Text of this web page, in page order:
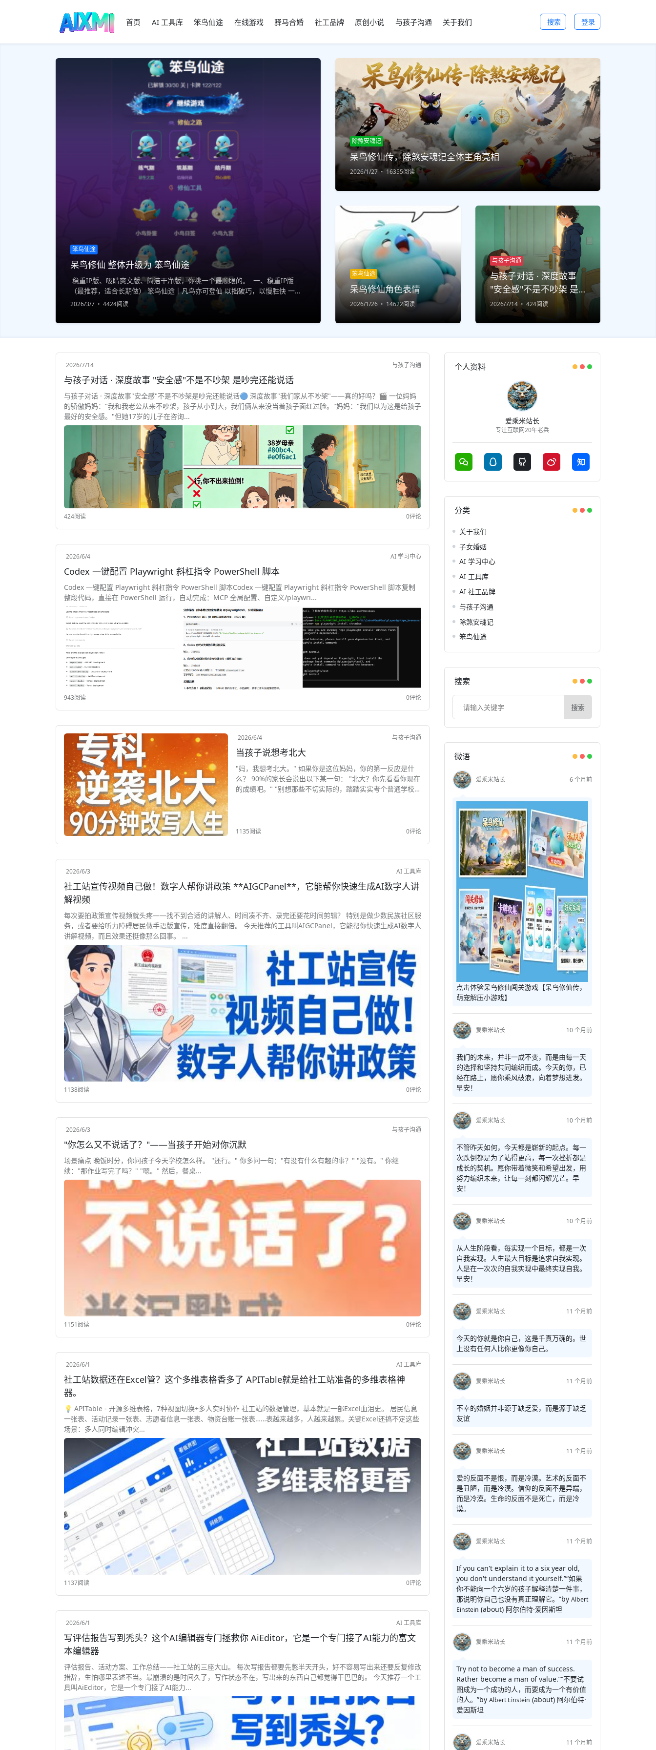
首页 AI 工具库 笨鸟仙途 在线游戏 驿马合婚 社工品牌 原创小说 与孩子沟通 关于我们 搜索 登录
笨鸟仙途
呆鸟修仙 整体升级为 笨鸟仙途
稳重IP版、吸睛爽文版、简洁干净版，你挑一个最顺眼的。 一、稳重IP版
（最推荐，适合长期做） 笨鸟仙途｜凡鸟亦可登仙 以拙破巧，以慢胜快 一步
一印，终成大道 专注原创修仙IP｜小说·游戏·世界观 结缘修仙，...
2026/3/7 4424阅读
除煞安魂记
呆鸟修仙传，除煞安魂记全体主角亮相
2026/1/27 16355阅读
笨鸟仙途
呆鸟修仙角色表情
2026/1/26 14622阅读
与孩子沟通
与孩子对话 · 深度故事
"安全感"不是不吵架 是
吵完还能说话
2026/7/14 424阅读
2026/7/14 与孩子沟通
与孩子对话 · 深度故事 "安全感"不是不吵架 是吵完还能说话
与孩子对话 · 深度故事"安全感"不是不吵架是吵完还能说话🔵 深度故事"我们家从不吵架"——真的好吗？🎬 一位妈妈
的骄傲妈妈："我和我老公从来不吵架，孩子从小到大，我们俩从来没当着孩子面红过脸。"妈妈："我们以为这是给孩子
最好的安全感。"但她17岁的儿子在咨询...
424阅读 0评论
2026/6/4 AI 学习中心
Codex 一键配置 Playwright 斜杠指令 PowerShell 脚本
Codex 一键配置 Playwright 斜杠指令 PowerShell 脚本Codex 一键配置 Playwright 斜杠指令 PowerShell 脚本复制
整段代码，直接在 PowerShell 运行，自动完成：MCP 全局配置、自定义/playwri...
943阅读 0评论
2026/6/4 与孩子沟通
当孩子说想考北大
"妈，我想考北大。" 如果你是这位妈妈，你的第一反应是什
么？ 90%的家长会说出以下某一句： "北大？你先看看你现在
的成绩吧。" "别想那些不切实际的，踏踏实实考个普通学校就
1135阅读 0评论
2026/6/3 AI 工具库
社工站宣传视频自己做！数字人帮你讲政策 **AIGCPanel**，它能帮你快速生成AI数字人讲
解视频
每次要拍政策宣传视频就头疼——找不到合适的讲解人、时间凑不齐、录完还要花时间剪辑？ 特别是做少数民族社区服
务，或者要给听力障碍居民做手语版宣传，难度直接翻倍。 今天推荐的工具叫AIGCPanel，它能帮你快速生成AI数字人
讲解视频，而且效果还挺像那么回事。 ...
1138阅读 0评论
2026/6/3 与孩子沟通
"你怎么又不说话了？"——当孩子开始对你沉默
场景痛点 晚饭时分，你问孩子今天学校怎么样。 "还行。" 你多问一句："有没有什么有趣的事？" "没有。" 你继
续："那作业写完了吗？" "嗯。" 然后，餐桌...
1151阅读 0评论
2026/6/1 AI 工具库
社工站数据还在Excel管？这个多维表格香多了 APITable就是给社工站准备的多维表格神
器。
💡 APITable - 开源多维表格，7种视图切换+多人实时协作 社工站的数据管理，基本就是一部Excel血泪史。 居民信息
一张表、活动记录一张表、志愿者信息一张表、物资台账一张表……表越来越多，人越来越累。关键Excel还搞不定这些
场景：多人同时编辑冲突...
1137阅读 0评论
2026/6/1 AI 工具库
写评估报告写到秃头？这个AI编辑器专门拯救你 AiEditor，它是一个专门接了AI能力的富文
本编辑器
评估报告、活动方案、工作总结——社工站的三座大山。 每次写报告都要先憋半天开头，好不容易写出来还要反复修改
措辞，生怕哪里表述不当。最崩溃的是时间久了，写作状态不在，写出来的东西自己都觉得干巴巴的。 今天推荐一个工
具叫AiEditor，它是一个专门接了AI能力...
个人资料
爱乘米站长
专注互联网20年老兵
分类
关于我们
子女婚姻
AI 学习中心
AI 工具库
AI 社工品牌
与孩子沟通
除煞安魂记
笨鸟仙途
搜索
搜索
微语
爱乘米站长 6 个月前
点击体验呆鸟修仙闯关游戏【呆鸟修仙传，
萌宠解压小游戏】
爱乘米站长 10 个月前
我们的未来，并非一成不变，而是由每一天
的选择和坚持共同编织而成。今天的你，已
经在路上，愿你乘风破浪，向着梦想进发。
早安！
爱乘米站长 10 个月前
不管昨天如何，今天都是崭新的起点。每一
次跌倒都是为了站得更高，每一次挫折都是
成长的契机。愿你带着微笑和希望出发，用
努力编织未来，让每一刻都闪耀光芒。早
安！
爱乘米站长 10 个月前
从人生阶段看，每实现一个目标，都是一次
自我实现。人生最大目标是追求自我实现。
人是在一次次的自我实现中最终实现自我。
早安！
爱乘米站长 11 个月前
今天的你就是你自己，这是千真万确的。世
上没有任何人比你更像你自己。
爱乘米站长 11 个月前
不幸的婚姻并非源于缺乏爱，而是源于缺乏
友谊
爱乘米站长 11 个月前
爱的反面不是恨，而是冷漠。艺术的反面不
是丑陋，而是冷漠。信仰的反面不是异端，
而是冷漠。生命的反面不是死亡，而是冷
漠。
爱乘米站长 11 个月前
If you can't explain it to a six year old,
you don't understand it yourself.”“如果
你不能向一个六岁的孩子解释清楚一件事，
那说明你自己也没有真正理解它。”by Albert
Einstein (about) 阿尔伯特·爱因斯坦
爱乘米站长 11 个月前
Try not to become a man of success.
Rather become a man of value.”“不要试
图成为一个成功的人，而要成为一个有价值
的人。”by Albert Einstein (about) 阿尔伯特·
爱因斯坦
爱乘米站长 11 个月前